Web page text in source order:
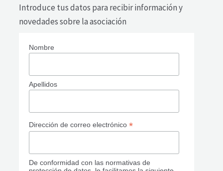
Introduce tus datos para recibir información y
novedades sobre la asociación
Nombre
Apellidos
Dirección de correo electrónico *
De conformidad con las normativas de